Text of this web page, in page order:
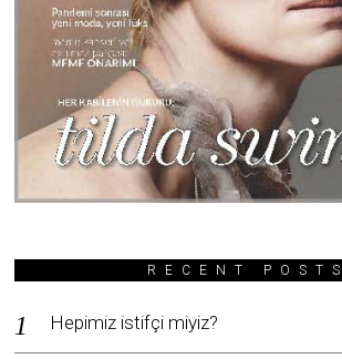
RECENT POSTS
Hepimiz istifçi miyiz?